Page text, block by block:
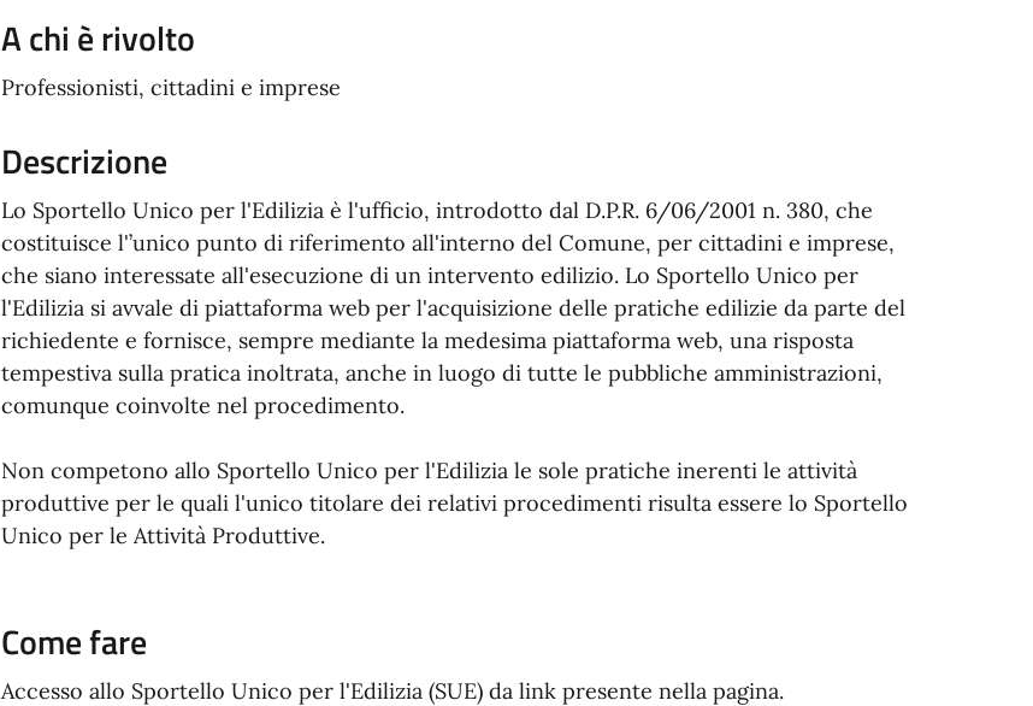
A chi è rivolto
Professionisti, cittadini e imprese
Descrizione
Lo Sportello Unico per l'Edilizia è l'ufficio, introdotto dal D.P.R. 6/06/2001 n. 380, che
costituisce l'’unico punto di riferimento all'interno del Comune, per cittadini e imprese,
che siano interessate all'esecuzione di un intervento edilizio. Lo Sportello Unico per
l'Edilizia si avvale di piattaforma web per l'acquisizione delle pratiche edilizie da parte del
richiedente e fornisce, sempre mediante la medesima piattaforma web, una risposta
tempestiva sulla pratica inoltrata, anche in luogo di tutte le pubbliche amministrazioni,
comunque coinvolte nel procedimento.
Non competono allo Sportello Unico per l'Edilizia le sole pratiche inerenti le attività
produttive per le quali l'unico titolare dei relativi procedimenti risulta essere lo Sportello
Unico per le Attività Produttive.
Come fare
Accesso allo Sportello Unico per l'Edilizia (SUE) da link presente nella pagina.